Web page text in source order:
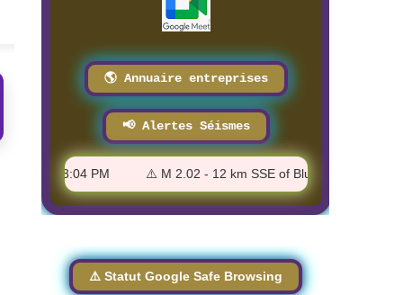
🌎 Annuaire entreprises
📢 Alertes Séismes
- 3:33:04 PM ⚠️ M 2.02 - 12 km SSE of Blue Diamond,
⚠️ Statut Google Safe Browsing